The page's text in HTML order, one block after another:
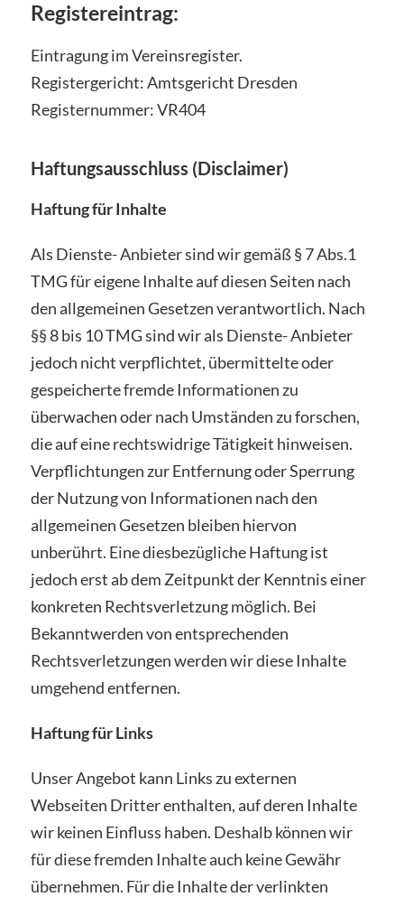
Registereintrag:
Eintragung im Vereinsregister.
Registergericht: Amtsgericht Dresden
Registernummer: VR404
Haftungsausschluss (Disclaimer)
Haftung für Inhalte
Als Dienste- Anbieter sind wir gemäß § 7 Abs.1
TMG für eigene Inhalte auf diesen Seiten nach
den allgemeinen Gesetzen verantwortlich. Nach
§§ 8 bis 10 TMG sind wir als Dienste- Anbieter
jedoch nicht verpflichtet, übermittelte oder
gespeicherte fremde Informationen zu
überwachen oder nach Umständen zu forschen,
die auf eine rechtswidrige Tätigkeit hinweisen.
Verpflichtungen zur Entfernung oder Sperrung
der Nutzung von Informationen nach den
allgemeinen Gesetzen bleiben hiervon
unberührt. Eine diesbezügliche Haftung ist
jedoch erst ab dem Zeitpunkt der Kenntnis einer
konkreten Rechtsverletzung möglich. Bei
Bekanntwerden von entsprechenden
Rechtsverletzungen werden wir diese Inhalte
umgehend entfernen.
Haftung für Links
Unser Angebot kann Links zu externen
Webseiten Dritter enthalten, auf deren Inhalte
wir keinen Einfluss haben. Deshalb können wir
für diese fremden Inhalte auch keine Gewähr
übernehmen. Für die Inhalte der verlinkten